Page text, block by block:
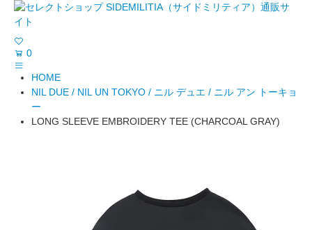
0
HOME
NIL DUE / NIL UN TOKYO / ニル デュエ / ニル アン トーキョ
ー
LONG SLEEVE EMBROIDERY TEE (CHARCOAL GRAY)